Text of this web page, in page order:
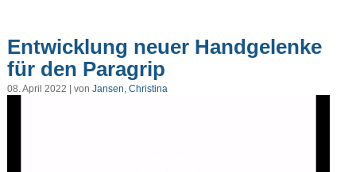
Entwicklung neuer Handgelenke
für den Paragrip
08. April 2022 | von Jansen, Christina